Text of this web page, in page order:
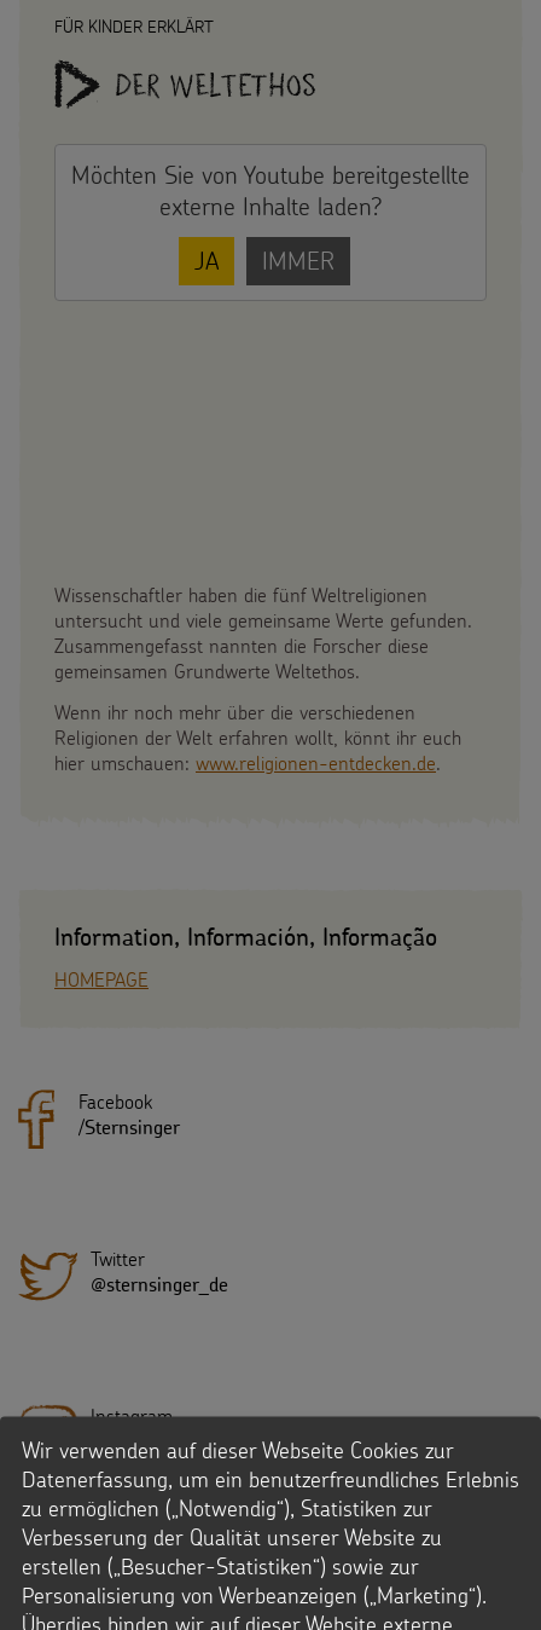
FÜR KINDER ERKLÄRT
Der Weltethos
Möchten Sie von Youtube bereitgestellte
externe Inhalte laden?
JA
IMMER
Wissenschaftler haben die fünf Weltreligionen
untersucht und viele gemeinsame Werte gefunden.
Zusammengefasst nannten die Forscher diese
gemeinsamen Grundwerte Weltethos.
Wenn ihr noch mehr über die verschiedenen
Religionen der Welt erfahren wollt, könnt ihr euch
hier umschauen: www.religionen-entdecken.de.
Information, Información, Informação
HOMEPAGE
Facebook
/Sternsinger
Twitter
@sternsinger_de
Instagram
/Sternsinger
Youtube
SternsingerVideo
Wir verwenden auf dieser Webseite Cookies zur
Datenerfassung, um ein benutzerfreundliches Erlebnis
zu ermöglichen („Notwendig“), Statistiken zur
Verbesserung der Qualität unserer Website zu
erstellen („Besucher-Statistiken“) sowie zur
Personalisierung von Werbeanzeigen („Marketing“).
Überdies binden wir auf dieser Website externe